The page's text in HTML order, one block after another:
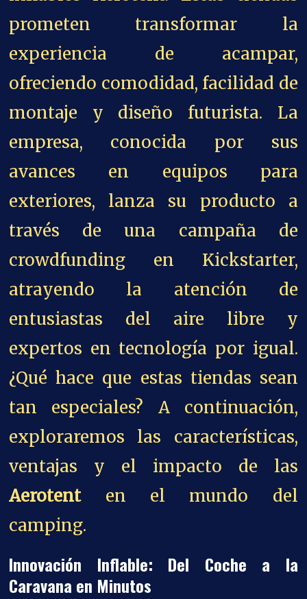
prometen transformar la
experiencia de acampar,
ofreciendo comodidad, facilidad de
montaje y diseño futurista. La
empresa, conocida por sus
avances en equipos para
exteriores, lanza su producto a
través de una campaña de
crowdfunding en Kickstarter,
atrayendo la atención de
entusiastas del aire libre y
expertos en tecnología por igual.
¿Qué hace que estas tiendas sean
tan especiales? A continuación,
exploraremos las características,
ventajas y el impacto de las
Aerotenten el mundo del
camping.
Innovación Inflable: Del Coche a la
Caravana en Minutos